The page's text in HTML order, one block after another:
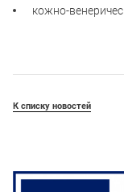
кожно-
К списку новостей